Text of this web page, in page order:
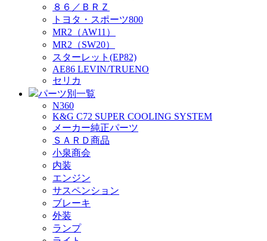
８６／ＢＲＺ
トヨタ・スポーツ800
MR2（AW11）
MR2（SW20）
スターレット(EP82)
AE86 LEVIN/TRUENO
セリカ
パーツ別一覧
N360
K&G C72 SUPER COOLING SYSTEM
メーカー純正パーツ
ＳＡＲＤ商品
小泉商会
内装
エンジン
サスペンション
ブレーキ
外装
ランプ